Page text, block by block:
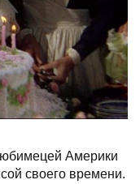
Америки
своего времени.